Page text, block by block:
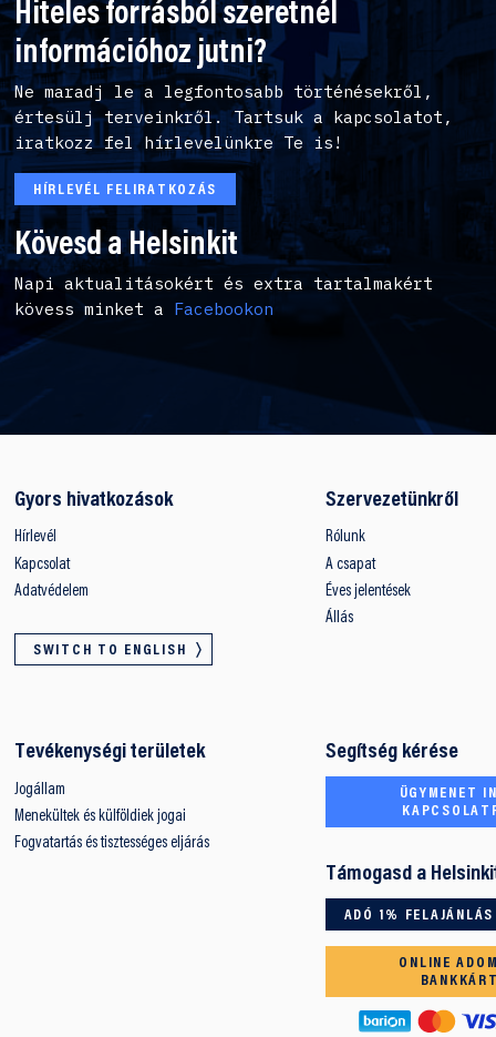
Hiteles forrásból szeretnél
információhoz jutni?
Ne maradj le a legfontosabb történésekről,
értesülj terveinkről. Tartsuk a kapcsolatot,
iratkozz fel hírlevelünkre Te is!
HÍRLEVÉL FELIRATKOZÁS
Kövesd a Helsinkit
Napi aktualitásokért és extra tartalmakért
kövess minket a Facebookon
Gyors hivatkozások
Hírlevél
Kapcsolat
Adatvédelem
SWITCH TO ENGLISH
Szervezetünkről
Rólunk
A csapat
Éves jelentések
Állás
Tevékenységi területek
Jogállam
Menekültek és külföldiek jogai
Fogvatartás és tisztességes eljárás
Segítség kérése
ÜGYMENET
Támogasd a
ADÓ 1% FELAJÁNLÁS
ONLINE